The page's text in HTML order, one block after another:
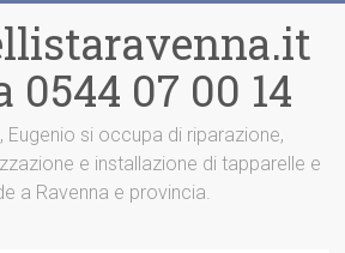
0544 07 00 14
Eugenio si occupa di riparazione,
e installazione di tapparelle e
a Ravenna e provincia.